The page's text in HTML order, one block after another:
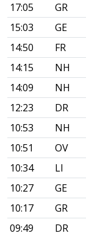
17:05
GR
15:03
GE
14:50
FR
14:15
NH
14:09
NH
12:23
DR
10:53
NH
10:51
OV
10:34
LI
10:27
GE
10:17
GR
09:49
DR